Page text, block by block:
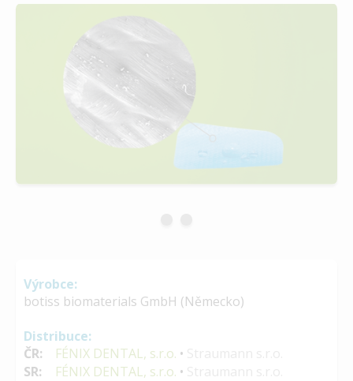
Výrobce:
botiss biomaterials GmbH (Německo)
Distribuce:
ČR:
FÉNIX DENTAL, s.r.o. •
SR:
FÉNIX DENTAL, s.r.o. •